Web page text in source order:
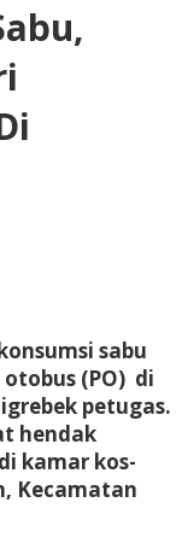
sabu
(PO) di
petugas.
hendak
kamar kos-
Kecamatan